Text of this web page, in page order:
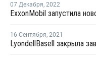
07 Декабря, 2022
ExxonMobil запустила
16 Сентября, 2021